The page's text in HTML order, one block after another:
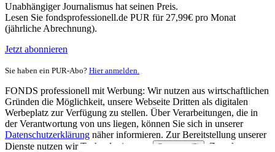
Unabhängiger Journalismus hat seinen Preis.
Lesen Sie fondsprofessionell.de PUR für 27,99€ pro Monat
(jährliche Abrechnung).
Jetzt abonnieren
Sie haben ein PUR-Abo? Hier anmelden.
FONDS professionell mit Werbung: Wir nutzen aus wirtschaftlichen
Gründen die Möglichkeit, unsere Webseite Dritten als digitalen
Werbeplatz zur Verfügung zu stellen. Über Verarbeitungen, die in
der Verantwortung von uns liegen, können Sie sich in unserer
Datenschutzerklärung näher informieren. Zur Bereitstellung unserer
Dienste nutzen wir Technologien von
Partnern (5)
. Zwecke: